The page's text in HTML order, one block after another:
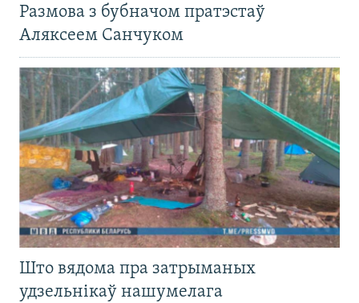
Размова з бубначом пратэстаў
Аляксеем Санчуком
Што вядома пра затрыманых
удзельнікаў нашумелага